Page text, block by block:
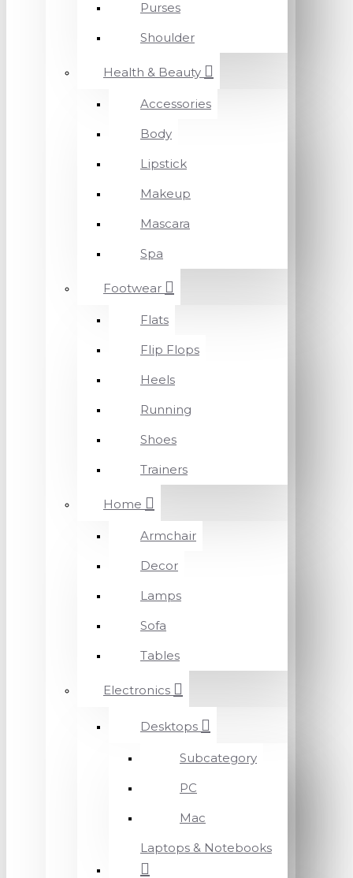
Purses
Shoulder
Health & Beauty
Accessories
Body
Lipstick
Makeup
Mascara
Spa
Footwear
Flats
Flip Flops
Heels
Running
Shoes
Trainers
Home
Armchair
Decor
Lamps
Sofa
Tables
Electronics
Desktops
Subcategory
PC
Mac
Laptops & Notebooks